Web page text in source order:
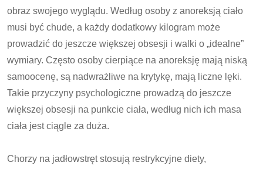
obraz swojego wyglądu. Według osoby z anoreksją ciało
musi być chude, a każdy dodatkowy kilogram może
prowadzić do jeszcze większej obsesji i walki o „idealne”
wymiary. Często osoby cierpiące na anoreksję mają niską
samoocenę, są nadwrażliwe na krytykę, mają liczne lęki.
Takie przyczyny psychologiczne prowadzą do jeszcze
większej obsesji na punkcie ciała, według nich ich masa
ciała jest ciągle za duża.
Chorzy na jadłowstręt stosują restrykcyjne diety,